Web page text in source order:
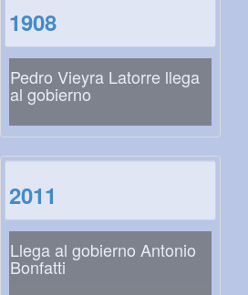
1908
Pedro Vieyra Latorre llega
al gobierno
2011
Llega al gobierno Antonio
Bonfatti